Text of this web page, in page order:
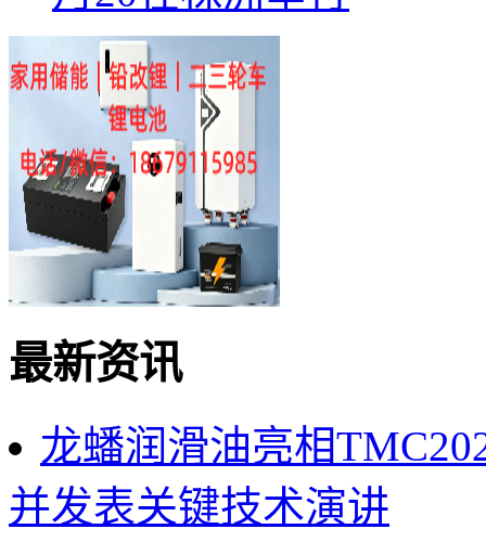
最新资讯
龙蟠润滑油亮相
并发表关键技术演讲